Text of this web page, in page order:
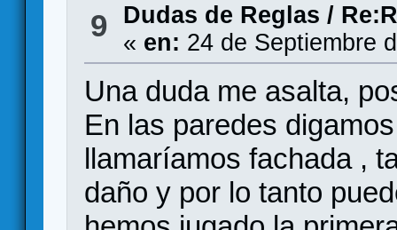
9 Dudas de Reglas /
« en: 24 de Septiembre
Una duda me asalta,
En las paredes
llamaríamos fachada ,
daño y por lo tanto